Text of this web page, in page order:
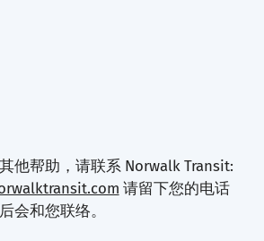
他帮助，请联系 Norwalk Transit:
请留下您的电话
会和您联络。